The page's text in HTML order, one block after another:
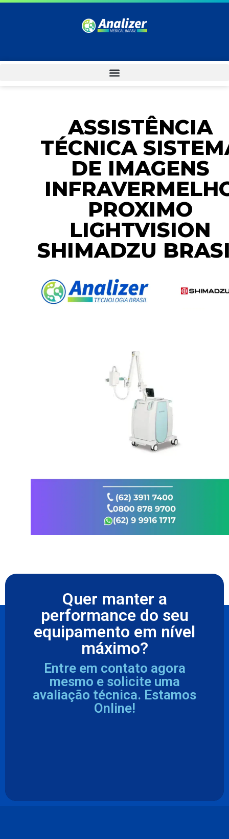
ASSISTÊNCIA
TÉCNICA
DE IMAGENS
PROXIMO
LIGHTVISION
SHIMADZU
Quer manter a
performance do seu
equipamento em nível
máximo?
Entre em contato agora
mesmo e solicite uma
avaliação técnica. Estamos
Online!